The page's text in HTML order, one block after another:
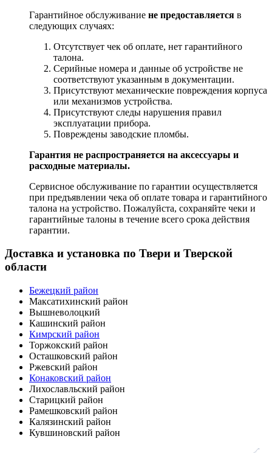
Гарантийное обслуживание не предоставляется в
следующих случаях:
Отсутствует чек об оплате, нет гарантийного
талона.
Серийные номера и данные об устройстве не
соответствуют указанным в документации.
Присутствуют механические повреждения корпуса
или механизмов устройства.
Присутствуют следы нарушения правил
эксплуатации прибора.
Повреждены заводские пломбы.
Гарантия не распространяется на аксессуары и
расходные материалы.
Сервисное обслуживание по гарантии осуществляется
при предъявлении чека об оплате товара и гарантийного
талона на устройство. Пожалуйста, сохраняйте чеки и
гарантийные талоны в течение всего срока действия
гарантии.
Доставка и установка по Твери и Тверской
области
Бежецкий район
Максатихинский район
Вышневолоцкий
Кашинский район
Кимрский район
Торжокский район
Осташковский район
Ржевский район
Конаковский район
Лихославльский район
Старицкий район
Рамешковский район
Калязинский район
Кувшиновский район